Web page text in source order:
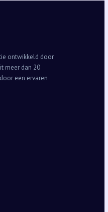
ontwikkeld door
meer dan 20
een ervaren